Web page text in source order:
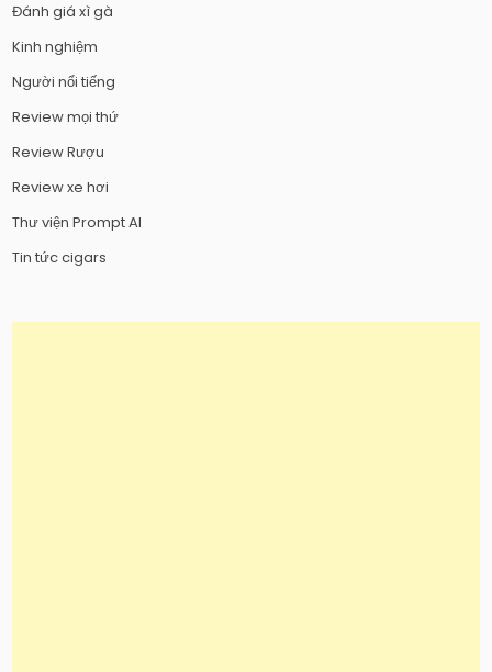
Đánh giá xì gà
Kinh nghiệm
Người nổi tiếng
Review mọi thứ
Review Rượu
Review xe hơi
Thư viện Prompt AI
Tin tức cigars